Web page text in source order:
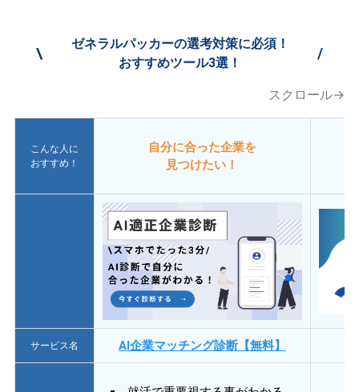
\
ゼネラルパッカーの選考対策に必須！
おすすめツール3選！
/
スクロール→
こんな人に
おすすめ！
自分に合った企業を
見つけたい！
サービス名 AI企業マッチング診断【無料】